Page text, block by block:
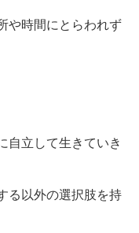
や時間にとらわれず
自立して生きていき
る以外の選択肢を持